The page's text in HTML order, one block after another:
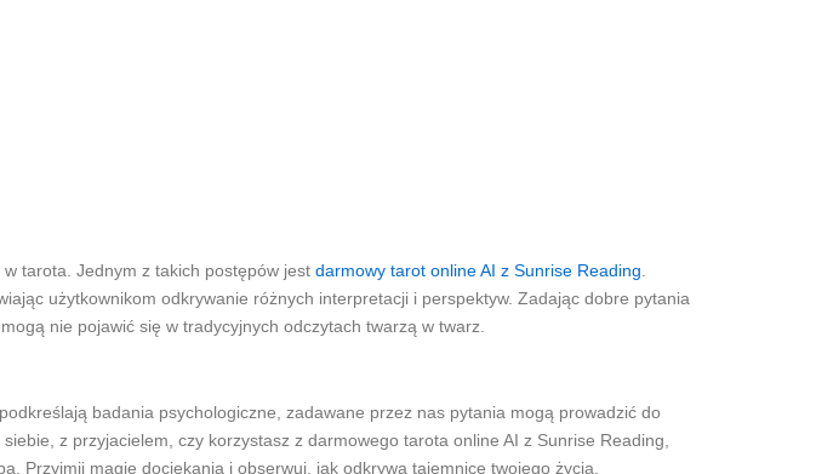
tarota. Jednym z takich postępów jest darmowy tarot online AI z Sunrise Reading.
użytkownikom odkrywanie różnych interpretacji i perspektyw. Zadając dobre pytania
nie pojawić się w tradycyjnych odczytach twarzą w twarz.
badania psychologiczne, zadawane przez nas pytania mogą prowadzić do
z przyjacielem, czy korzystasz z darmowego tarota online AI z Sunrise Reading,
Przyjmij magię dociekania i obserwuj, jak odkrywa tajemnice twojego życia.